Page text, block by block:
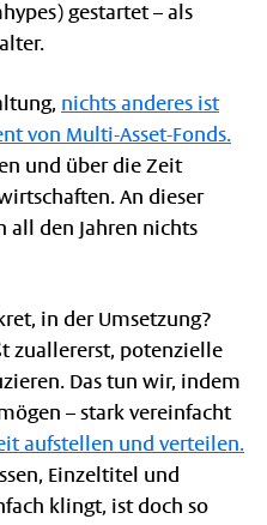
gestartet – als
nichts anderes ist
von Multi-Asset-Fonds.
und über die Zeit
An dieser
all den Jahren nichts
in der Umsetzung?
zuallererst, potenzielle
Das tun wir, indem
– stark vereinfacht
aufstellen und verteilen.
Einzeltitel und
klingt, ist doch so